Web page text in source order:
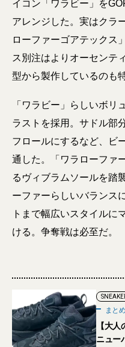
イコン「ワラビー」を
アレンジした。実はクラ
ローファーゴアテックス
ス別注はよりオーセンテ
型から製作しているのも特
「ワラビー」らしいボリ
ラストを採用。サドル部
フロールにするなど、ビ
通した。「ワラローファ
るヴィブラムソールを踏
ーファーらしいバランス
トまで幅広いスタイルに
ける。争奪戦は必至だ。
まとめ
【大
ニュー